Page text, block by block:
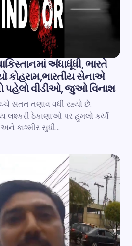
અંધાધૂંધી, ભારતે
કોહરામ,ભારતીય સેનાએ
પહેલો વીડીઓ, જુઓ વિનાશ
સતત તણાવ વધી રહ્યો છે.
લશ્કરી ઠેકાણાઓ પર હુમલો કર્યો
કાશ્મીર સુધી…